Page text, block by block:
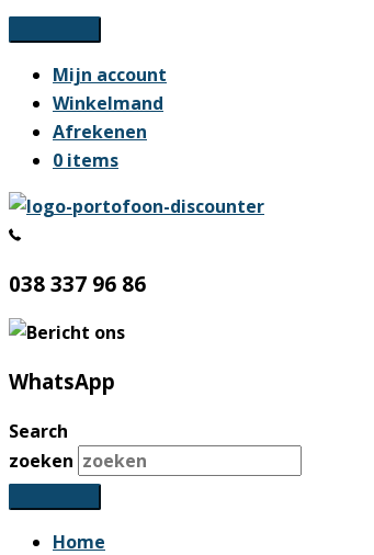
Ga
naar
inhoud
Mijn account
Winkelmand
Afrekenen
0 items
038 337 96 86
WhatsApp
Search
zoeken
Home